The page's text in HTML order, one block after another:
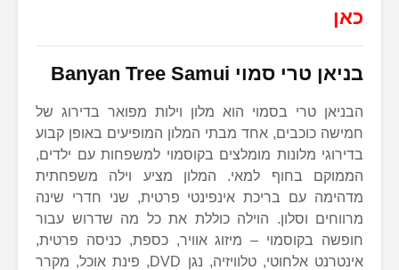
כאן
בניאן טרי סמוי Banyan Tree Samui
הבניאן טרי בסמוי הוא מלון וילות מפואר בדירוג של
חמישה כוכבים, אחד מבתי המלון המופיעים באופן קבוע
בדירוגי מלונות מומלצים בקוסמוי למשפחות עם ילדים,
הממוקם בחוף למאי. המלון מציע וילה משפחתית
מדהימה עם בריכת אינפינטי פרטית, שני חדרי שינה
מרווחים וסלון. הוילה כוללת את כל מה שדרוש עבור
חופשה בקוסמוי – מיזוג אוויר, כספת, כניסה פרטית,
אינטרנט אלחוטי, טלוויזיה, נגן DVD, פינת אוכל, מקרר